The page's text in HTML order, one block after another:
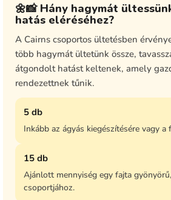
🌼📸 Hány hagymát
hatás eléréséhez?
A Cairns csoportos ültetésben
több hagymát ültetünk össze,
átgondolt hatást keltenek, amely
rendezettnek tűnik.
5 db
Inkább az ágyás kiegészítésére vagy a
15 db
Ajánlott mennyiség egy fajta
csoportjához.